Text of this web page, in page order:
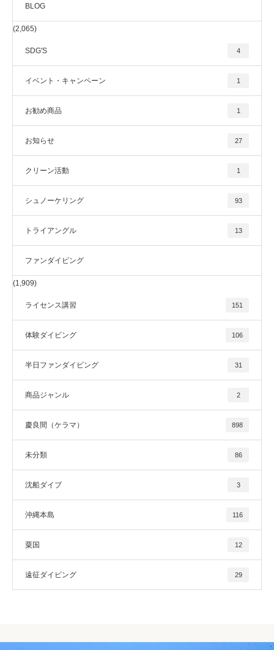
BLOG
(2,065)
SDG'S 4
イベント・キャンペーン 1
お勧め商品 1
お知らせ 27
クリーン活動 1
シュノーケリング 93
トライアングル 13
ファンダイビング
(1,909)
ライセンス講習 151
体験ダイビング 106
半日ファンダイビング 31
商品ジャンル 2
慶良間（ケラマ） 898
未分類 86
沈船ダイブ 3
沖縄本島 116
粟国 12
遠征ダイビング 29